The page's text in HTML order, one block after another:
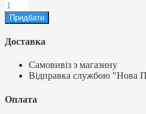
Доставка
Самовивіз з магазину
Відправка службою "Нова
Оплата